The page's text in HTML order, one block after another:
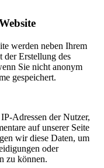
werden neben Ihrem
der Erstellung des
Sie nicht anonym
gespeichert.
Adressen der Nutzer,
auf unserer Seite
wir diese Daten, um
oder
zu können.